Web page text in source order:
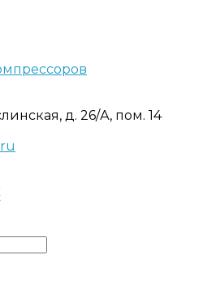
д. 26/А, пом. 14